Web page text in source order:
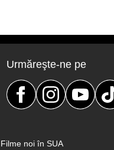
Urmăreşte-ne pe
Filme noi în SUA